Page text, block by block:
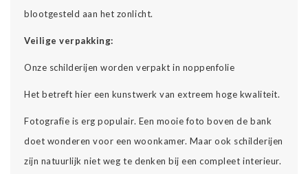
blootgesteld aan het zonlicht.
Veilige verpakking:
Onze schilderijen worden verpakt in noppenfolie
Het betreft hier een kunstwerk van extreem hoge kwaliteit.
Fotografie is erg populair. Een mooie foto boven de bank
doet wonderen voor een woonkamer. Maar ook schilderijen
zijn natuurlijk niet weg te denken bij een compleet interieur.